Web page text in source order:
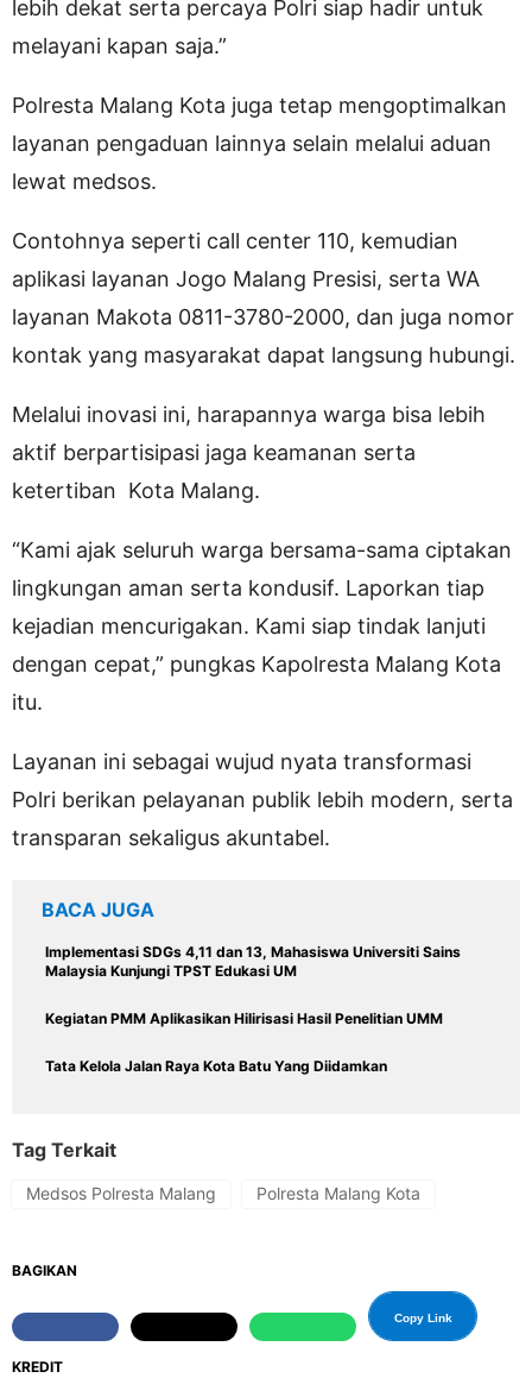
lebih dekat serta percaya Polri siap hadir untuk
melayani kapan saja.”
Polresta Malang Kota juga tetap mengoptimalkan
layanan pengaduan lainnya selain melalui aduan
lewat medsos.
Contohnya seperti call center 110, kemudian
aplikasi layanan Jogo Malang Presisi, serta WA
layanan Makota 0811-3780-2000, dan juga nomor
kontak yang masyarakat dapat langsung hubungi.
Melalui inovasi ini, harapannya warga bisa lebih
aktif berpartisipasi jaga keamanan serta
ketertiban Kota Malang.
“Kami ajak seluruh warga bersama-sama ciptakan
lingkungan aman serta kondusif. Laporkan tiap
kejadian mencurigakan. Kami siap tindak lanjuti
dengan cepat,” pungkas Kapolresta Malang Kota
itu.
Layanan ini sebagai wujud nyata transformasi
Polri berikan pelayanan publik lebih modern, serta
transparan sekaligus akuntabel.
BACA JUGA
Implementasi SDGs 4,11 dan 13, Mahasiswa Universiti Sains
Malaysia Kunjungi TPST Edukasi UM
Kegiatan PMM Aplikasikan Hilirisasi Hasil Penelitian UMM
Tata Kelola Jalan Raya Kota Batu Yang Diidamkan
Tag Terkait
Medsos Polresta Malang Polresta Malang Kota
KREDIT
BAGIKAN
Copy Link